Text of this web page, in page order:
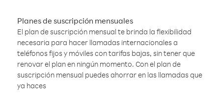
Planes de suscripción mensuales
El plan de suscripción mensual te brinda la flexibilidad
necesaria para hacer llamadas internacionales a
teléfonos fijos y móviles con tarifas bajas, sin tener que
renovar el plan en ningún momento. Con el plan de
suscripción mensual puedes ahorrar en las llamadas que
ya haces